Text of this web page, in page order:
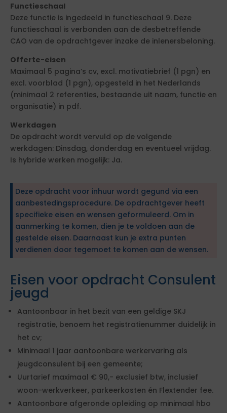
Functieschaal
Deze functie is ingedeeld in functieschaal 9. Deze
functieschaal is verbonden aan de desbetreffende
CAO van de opdrachtgever inzake de inlenersbeloning.
Offerte-eisen
Maximaal 5 pagina’s cv, excl. motivatiebrief (1 pgn) en
excl. voorblad (1 pgn), opgesteld in het Nederlands
(minimaal 2 referenties, bestaande uit naam, functie en
organisatie) in pdf.
Werkdagen
De opdracht wordt vervuld op de volgende
werkdagen: Dinsdag, donderdag en eventueel vrijdag.
Is hybride werken mogelijk: Ja.
Deze opdracht voor inhuur wordt gegund via een
aanbestedingsprocedure. De opdrachtgever heeft
specifieke eisen en wensen geformuleerd. Om in
aanmerking te komen, dien je te voldoen aan de
gestelde eisen. Daarnaast kun je extra punten
verdienen door tegemoet te komen aan de wensen.
Eisen voor opdracht Consulent
jeugd
Aantoonbaar in het bezit van een geldige SKJ
registratie, benoem het registratienummer duidelijk in
het cv;
Minimaal 1 jaar aantoonbare werkervaring als
jeugdconsulent bij een gemeente;
Uurtarief maximaal € 90,- exclusief btw, inclusief
woon-werkverkeer, parkeerkosten én Flextender fee.
Aantoonbare afgeronde opleiding op minimaal hbo